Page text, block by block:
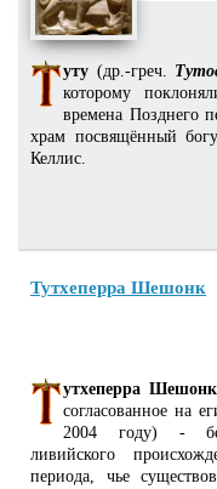
уту (др.-греч.
которому
времена Позднего
храм посвящённый
Келлис.
Тутхеперра Шешонк
утхеперра Шешонк
согласованное на
2004 году) -
ливийского
периода, чье